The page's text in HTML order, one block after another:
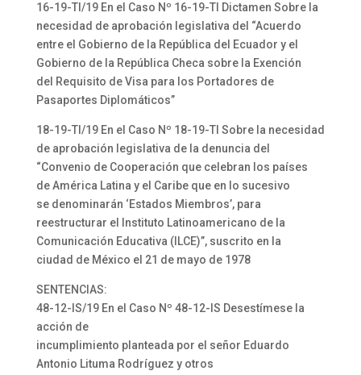
16-19-TI/19 En el Caso Nº 16-19-TI Dictamen Sobre la
necesidad de aprobación legislativa del “Acuerdo
entre el Gobierno de la República del Ecuador y el
Gobierno de la República Checa sobre la Exención
del Requisito de Visa para los Portadores de
Pasaportes Diplomáticos”
18-19-TI/19 En el Caso Nº 18-19-TI Sobre la necesidad
de aprobación legislativa de la denuncia del
“Convenio de Cooperación que celebran los países
de América Latina y el Caribe que en lo sucesivo
se denominarán ‘Estados Miembros’, para
reestructurar el Instituto Latinoamericano de la
Comunicación Educativa (ILCE)”, suscrito en la
ciudad de México el 21 de mayo de 1978
SENTENCIAS:
48-12-IS/19 En el Caso Nº 48-12-IS Desestímese la
acción de
incumplimiento planteada por el señor Eduardo
Antonio Lituma Rodríguez y otros